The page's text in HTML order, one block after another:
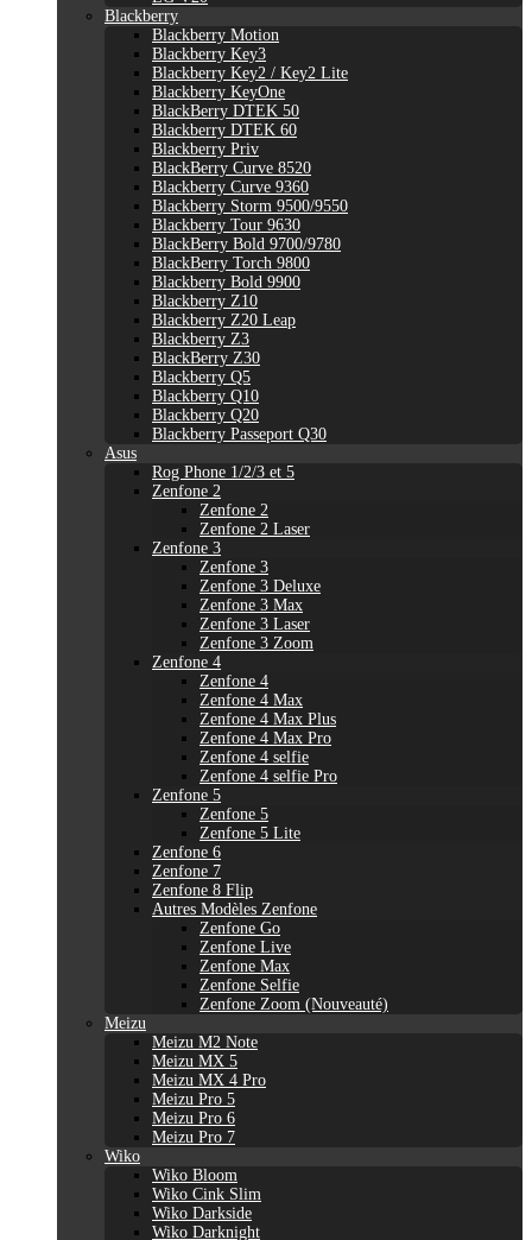
Blackberry
Blackberry Motion
Blackberry Key3
Blackberry Key2 / Key2 Lite
Blackberry KeyOne
BlackBerry DTEK 50
Blackberry DTEK 60
Blackberry Priv
BlackBerry Curve 8520
Blackberry Curve 9360
Blackberry Storm 9500/9550
Blackberry Tour 9630
BlackBerry Bold 9700/9780
BlackBerry Torch 9800
Blackberry Bold 9900
Blackberry Z10
Blackberry Z20 Leap
Blackberry Z3
BlackBerry Z30
Blackberry Q5
Blackberry Q10
Blackberry Q20
Blackberry Passeport Q30
Asus
Rog Phone 1/2/3 et 5
Zenfone 2
Zenfone 2
Zenfone 2 Laser
Zenfone 3
Zenfone 3
Zenfone 3 Deluxe
Zenfone 3 Max
Zenfone 3 Laser
Zenfone 3 Zoom
Zenfone 4
Zenfone 4
Zenfone 4 Max
Zenfone 4 Max Plus
Zenfone 4 Max Pro
Zenfone 4 selfie
Zenfone 4 selfie Pro
Zenfone 5
Zenfone 5
Zenfone 5 Lite
Zenfone 6
Zenfone 7
Zenfone 8 Flip
Autres Modèles Zenfone
Zenfone Go
Zenfone Live
Zenfone Max
Zenfone Selfie
Zenfone Zoom (Nouveauté)
Meizu
Meizu M2 Note
Meizu MX 5
Meizu MX 4 Pro
Meizu Pro 5
Meizu Pro 6
Meizu Pro 7
Wiko
Wiko Bloom
Wiko Cink Slim
Wiko Darkside
Wiko Darknight